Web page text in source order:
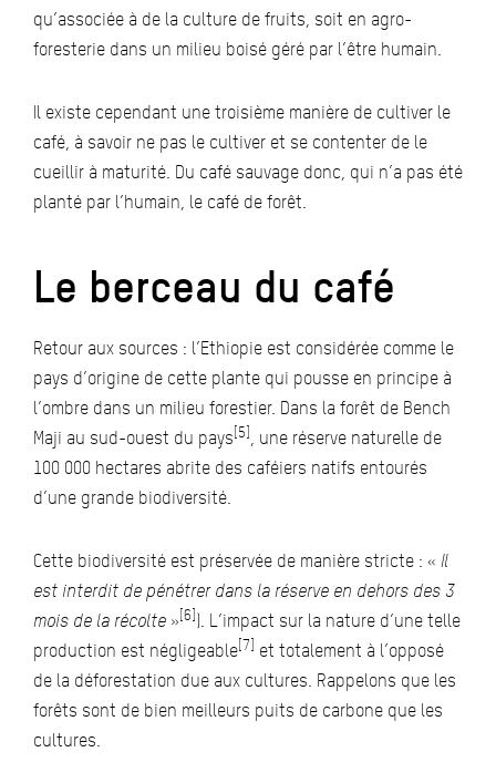
qu’associée à de la culture de fruits, soit en agro-
foresterie dans un milieu boisé géré par l’être humain.
Il existe cependant une troisième manière de cultiver le
café, à savoir ne pas le cultiver et se contenter de le
cueillir à maturité. Du café sauvage donc, qui n’a pas été
planté par l’humain, le café de forêt.
Le berceau du café
Retour aux sources : l’Ethiopie est considérée comme le
pays d’origine de cette plante qui pousse en principe à
l’ombre dans un milieu forestier. Dans la forêt de Bench
Maji au sud-ouest du pays[5], une réserve naturelle de
100 000 hectares abrite des caféiers natifs entourés
d’une grande biodiversité.
Cette biodiversité est préservée de manière stricte : « Il
est interdit de pénétrer dans la réserve en dehors des 3
mois de la récolte »[6]). L’impact sur la nature d’une telle
production est négligeable[7] et totalement à l’opposé
de la déforestation due aux cultures. Rappelons que les
forêts sont de bien meilleurs puits de carbone que les
cultures.